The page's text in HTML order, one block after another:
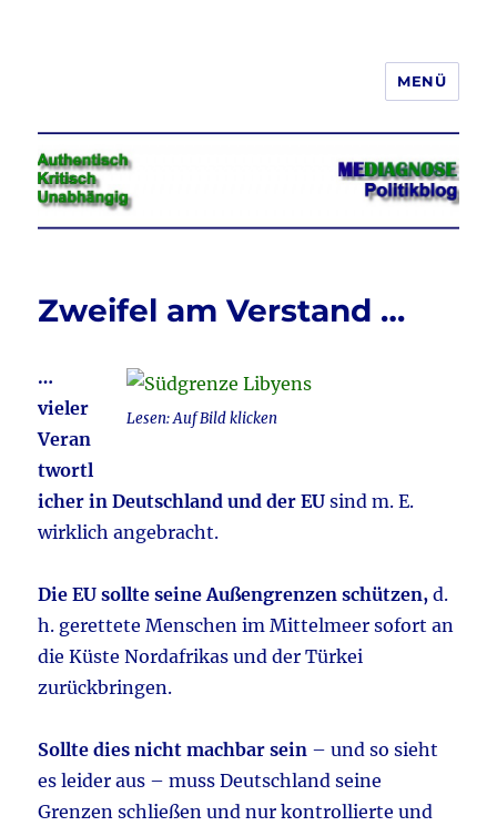
Jeder hat das Recht, seine
Meinung in Wort, Schrift und Bild
frei zu äußern und zu verbreiten
MENÜ
Zweifel am Verstand …
Lesen: Auf Bild klicken
…
vieler
Veran
twortl
icher in Deutschland und der EU sind m. E.
wirklich angebracht.
Die EU sollte seine Außengrenzen schützen, d.
h. gerettete Menschen im Mittelmeer sofort an
die Küste Nordafrikas und der Türkei
zurückbringen.
Sollte dies nicht machbar sein – und so sieht
es leider aus – muss Deutschland seine
Grenzen schließen und nur kontrollierte und